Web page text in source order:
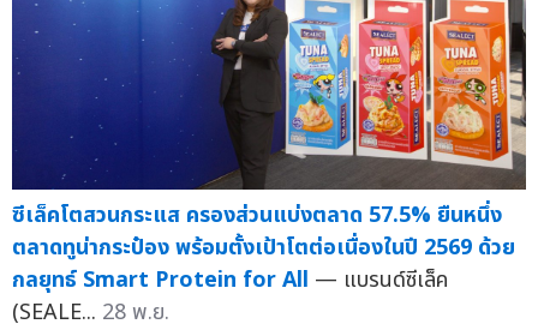
ซีเล็คโตสวนกระแส ครองส่วนแบ่งตลาด 57.5% ยืนหนึ่ง
ตลาดทูน่ากระป๋อง พร้อมตั้งเป้าโตต่อเนื่องในปี 2569 ด้วย
กลยุทธ์ Smart Protein for All — แบรนด์ซีเล็ค
(SEALE... 28 พ.ย.